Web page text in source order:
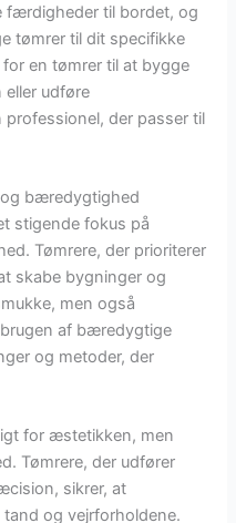
færdigheder til bordet, og
tømrer til dit specifikke
en tømrer til at bygge
eller udføre
professionel, der passer til
bæredygtighed
stigende fokus på
Tømrere, der prioriterer
skabe bygninger og
men også
af bæredygtige
og metoder, der
for æstetikken, men
Tømrere, der udfører
sikrer, at
og vejrforholdene.